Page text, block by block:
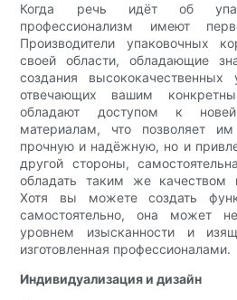
Когда речь идёт об
профессионализм имеют
Производители упаковочных
своей области, обладающие
создания высококачественных
отвечающих вашим
обладают доступом к
материалам, что позволяет
прочную и надёжную, но и
другой стороны,
обладать таким же качеством
Хотя вы можете создать
самостоятельно, она может
уровнем изысканности и
изготовленная профессионалами.
Индивидуализация и дизайн